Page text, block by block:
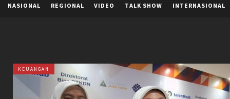
NASIONAL REGIONAL VIDEO TALK SHOW INTERNASIONAL
KEUANGAN